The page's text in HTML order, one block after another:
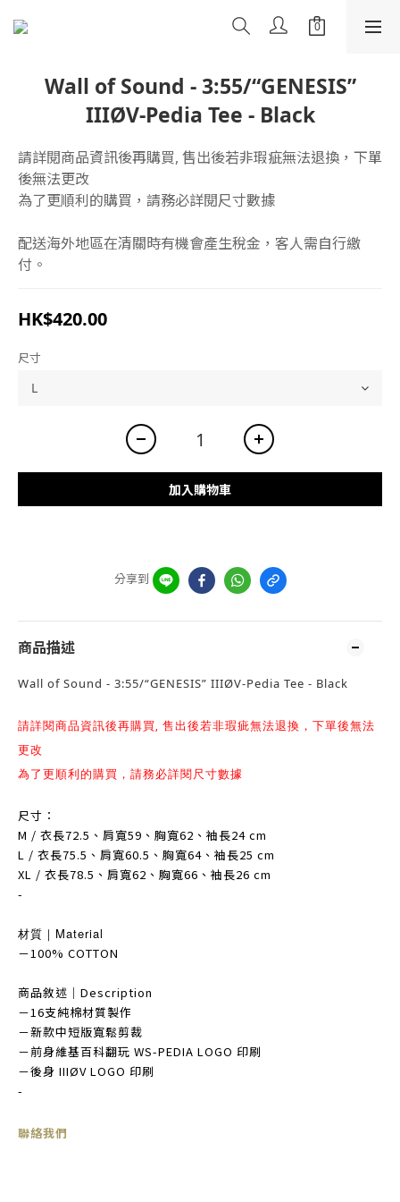
Wall of Sound - 3:55/“GENESIS”
IIIØV-Pedia Tee - Black
請詳閱商品資訊後再購買, 售出後若非瑕疵無法退換，下單
後無法更改
為了更順利的購買，請務必詳閱尺寸數據
配送海外地區在清關時有機會產生稅金，客人需自行繳
付。
HK$420.00
尺寸
加入購物車
分享到
商品描述
Wall of Sound - 3:55/“GENESIS” IIIØV-Pedia Tee - Black
請詳閱商品資訊後再購買, 售出後若非瑕疵無法退換，下單後無法
更改
為了更順利的購買，請務必詳閱尺寸數據
尺寸：
M / 衣長72.5、肩寬59、胸寬62、袖長24 cm
L / 衣長75.5、肩寬60.5、胸寬64、袖長25 cm
XL / 衣長78.5、肩寬62、胸寬66、袖長26 cm
-
材質｜Material
－100% COTTON
商品敘述｜Description
－16支純棉材質製作
－新款中短版寬鬆剪裁
－前身維基百科翻玩 WS-PEDIA LOGO 印刷
－後身 IIIØV LOGO 印刷
-
聯絡我們